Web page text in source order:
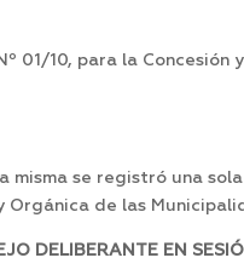
01/10, para la
misma se registró una
Orgánica de las
DELIBERANTE EN